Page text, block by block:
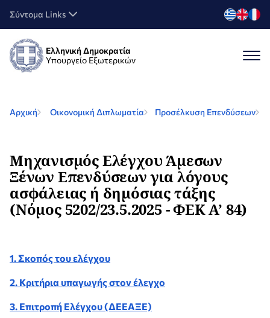
Σύντομα Links
Ελληνική Δημοκρατία
Υπουργείο Εξωτερικών
Αρχική Οικονομική Διπλωματία Προσέλκυση Επενδύσεων
Μηχανισμός Ελέγχου Άμεσων
Ξένων Επενδύσεων για λόγους
ασφάλειας ή δημόσιας τάξης
(Νόμος 5202/23.5.2025 - ΦΕΚ Α’ 84)
1. Σκοπός του ελέγχου
2. Κριτήρια υπαγωγής στον έλεγχο
3. Επιτροπή Ελέγχου (ΔΕΕΑΞΕ)